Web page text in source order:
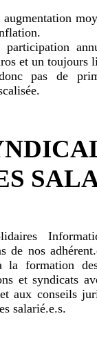
augmentation
participation
et un toujours
pas de
de nos
la formation
et syndicats
aux conseils
salarié.e.s.